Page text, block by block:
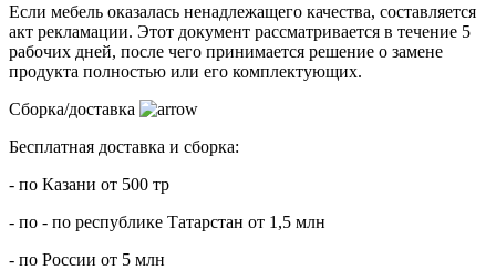
Если мебель оказалась ненадлежащего качества, составляется
акт рекламации. Этот документ рассматривается в течение 5
рабочих дней, после чего принимается решение о замене
продукта полностью или его комплектующих.
Сборка/доставка
Бесплатная доставка и сборка:
- по Казани от 500 тр
- по - по республике Татарстан от 1,5 млн
- по России от 5 млн